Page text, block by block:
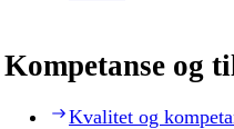
Kompetanse og
Kvalitet og